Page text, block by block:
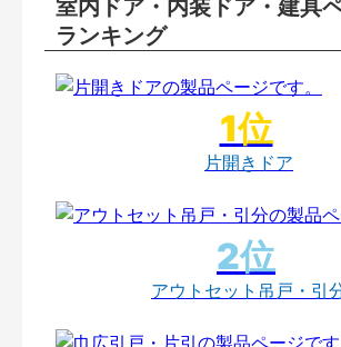
室内ドア・内装ドア・建具
ランキング
片開きドア
アウトセット吊戸・引